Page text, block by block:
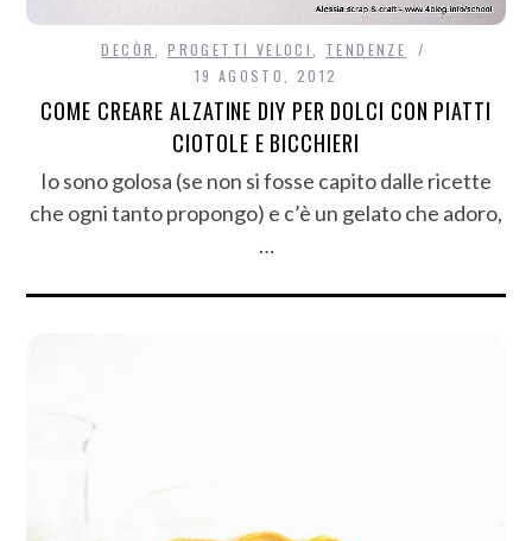
DECÒR ,PROGETTI VELOCI
TENDENZE
19 AGOSTO, 2012
COME CREARE ALZATINE DIY PER DOLCI CON PIATTI
CIOTOLE E BICCHIERI
Io sono golosa (se non si fosse capito dalle ricette
che ogni tanto propongo) e c’è un gelato che adoro,
…